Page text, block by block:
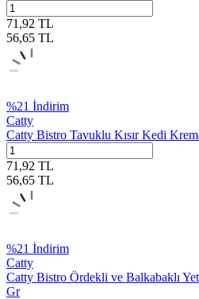
71,92 TL
56,65 TL
%21 İndirim
Catty
Catty Bistro Tavuklu Kısır Kedi
71,92 TL
56,65 TL
%21 İndirim
Catty
Catty Bistro Ördekli ve Balkabaklı
Gr